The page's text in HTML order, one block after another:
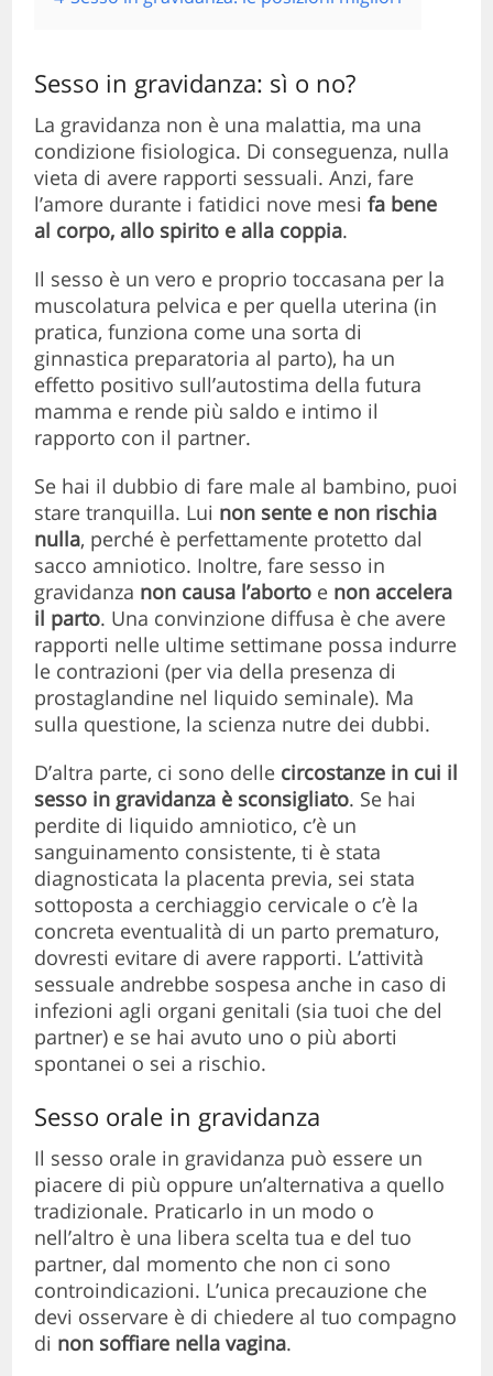
Sesso in gravidanza: sì o no?
La gravidanza non è una malattia, ma una
condizione fisiologica. Di conseguenza, nulla
vieta di avere rapporti sessuali. Anzi, fare
l’amore durante i fatidici nove mesifa bene
al corpo, allo spirito e alla coppia.
Il sesso è un vero e proprio toccasana per la
muscolatura pelvica e per quella uterina (in
pratica, funziona come una sorta di
ginnastica preparatoria al parto), ha un
effetto positivo sull’autostima della futura
mamma e rende più saldo e intimo il
rapporto con il partner.
Se hai il dubbio di fare male al bambino, puoi
stare tranquilla. Lui non sente e non rischia
nulla, perché è perfettamente protetto dal
sacco amniotico. Inoltre, fare sesso in
gravidanza non causa l’aborto e non accelera
il parto. Una convinzione diffusa è che avere
rapporti nelle ultime settimane possa indurre
le contrazioni (per via della presenza di
prostaglandine nel liquido seminale). Ma
sulla questione, la scienza nutre dei dubbi.
D’altra parte, ci sono delle circostanze in cui il
sesso in gravidanza è sconsigliato. Se hai
perdite di liquido amniotico, c’è un
sanguinamento consistente, ti è stata
diagnosticata la placenta previa, sei stata
sottoposta a cerchiaggio cervicale o c’è la
concreta eventualità di un parto prematuro,
dovresti evitare di avere rapporti. L’attività
sessuale andrebbe sospesa anche in caso di
infezioni agli organi genitali (sia tuoi che del
partner) e se hai avuto uno o più aborti
spontanei o sei a rischio.
Sesso orale in gravidanza
Il sesso orale in gravidanza può essere un
piacere di più oppure un’alternativa a quello
tradizionale. Praticarlo in un modo o
nell’altro è una libera scelta tua e del tuo
partner, dal momento che non ci sono
controindicazioni. L’unica precauzione che
devi osservare è di chiedere al tuo compagno
di non soffiare nella vagina.